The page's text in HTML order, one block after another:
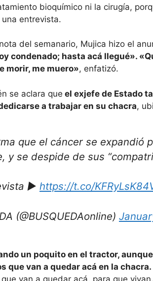
bioquímico ni la cirugía,
entrevista.
del semanario, Mujica hizo el
condenado; hasta acá llegué».
morir, me muero», enfatizó.
se aclara que el exjefe de Estado
a trabajar en su chacra,
que el cáncer se expandió
y se despide de sus
▶ https://t.co/
(@BUSQUEDAonline)
un poquito en el tractor,
que van a quedar acá en la chacra.